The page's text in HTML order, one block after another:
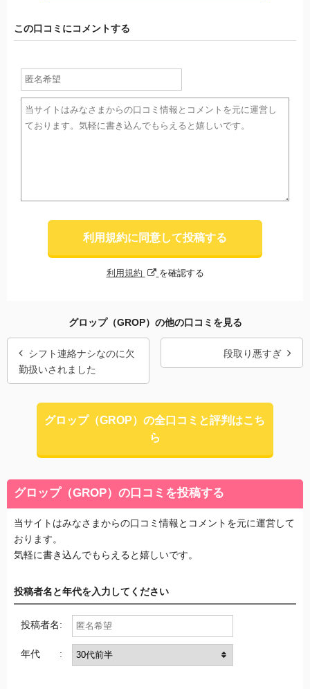
この口コミにコメントする
利用規約に同意して投稿する
利用規約 を確認する
グロップ（GROP）の他の口コミを見る
シフト連絡ナシなのに欠
勤扱いされました
段取り悪すぎ
グロップ（GROP）の全口コミと評判はこち
ら
グロップ（GROP）の口コミを投稿する
当サイトはみなさまからの口コミ情報とコメントを元に運営して
おります。
気軽に書き込んでもらえると嬉しいです。
投稿者名と年代を入力してください
投稿者名:
年代 :